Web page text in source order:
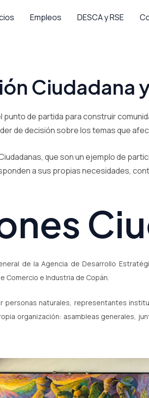
Empleos DESCA y RSE
Ciudadana
punto de partida para construir
de decisión sobre los temas que
que son un ejemplo de
a sus propias necesidades,
de la Agencia de Desarrollo
Comercio e Industria de Copán.
personas naturales, representantes
organización: asambleas generales,